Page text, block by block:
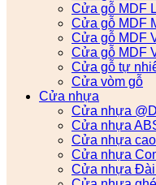
Cửa gỗ MDF
Cửa gỗ MDF
Cửa gỗ MDF
Cửa gỗ MDF
Cửa gỗ tự
Cửa vòm gỗ
Cửa nhựa
Cửa nhựa
Cửa nhựa
Cửa nhựa
Cửa nhựa
Cửa nhựa Đài